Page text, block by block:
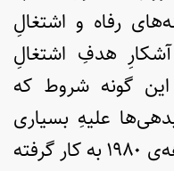
رفاه و اشتغالِ
هدفِ اشتغالِ
گونه شروط که
علیهِ بسیاری
کشورهای جهانِ سومی در دهه‌ی ۱۹۸۰ به کار گرفته